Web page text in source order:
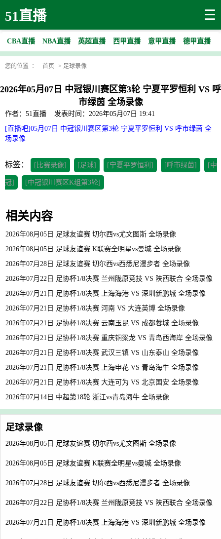
51直播 ☰
CBA直播 NBA直播 英超直播 西甲直播 意甲直播 德甲直播
您的位置 ： 首页 > 足球录像
2026年05月07日 中冠银川赛区第3轮 宁夏平罗恒利 VS 呼
市绿茵 全场录像
作者：51直播
发表时间：2026年05月07日 19:41
[直播吧]05月07日 中冠银川赛区第3轮 宁夏平罗恒利 VS 呼市绿茵 全
场录像
标签： [比赛录像] [足球] [宁夏平罗恒利] [呼市绿茵] [中
冠] [中冠银川赛区K组第3轮]
相关内容
2026年08月05日 足球友谊赛 切尔西vs尤文图斯 全场录像
2026年08月05日 足球友谊赛 K联赛全明星vs曼城 全场录像
2026年07月28日 足球友谊赛 切尔西vs西悉尼漫步者 全场录像
2026年07月22日 足协杯1/8决赛 兰州陇原竞技 VS 陕西联合 全场录像
2026年07月21日 足协杯1/8决赛 上海海港 VS 深圳新鹏城 全场录像
2026年07月21日 足协杯1/8决赛 河南 VS 大连英博 全场录像
2026年07月21日 足协杯1/8决赛 云南玉昆 VS 成都蓉城 全场录像
2026年07月21日 足协杯1/8决赛 重庆铜梁龙 VS 青岛西海岸 全场录像
2026年07月21日 足协杯1/8决赛 武汉三镇 VS 山东泰山 全场录像
2026年07月21日 足协杯1/8决赛 上海申花 VS 青岛海牛 全场录像
2026年07月21日 足协杯1/8决赛 大连可为 VS 北京国安 全场录像
2026年07月14日 中超第18轮 浙江vs青岛海牛 全场录像
足球录像
2026年08月05日 足球友谊赛 切尔西vs尤文图斯 全场录像
2026年08月05日 足球友谊赛 K联赛全明星vs曼城 全场录像
2026年07月28日 足球友谊赛 切尔西vs西悉尼漫步者 全场录像
2026年07月22日 足协杯1/8决赛 兰州陇原竞技 VS 陕西联合 全场录像
2026年07月21日 足协杯1/8决赛 上海海港 VS 深圳新鹏城 全场录像